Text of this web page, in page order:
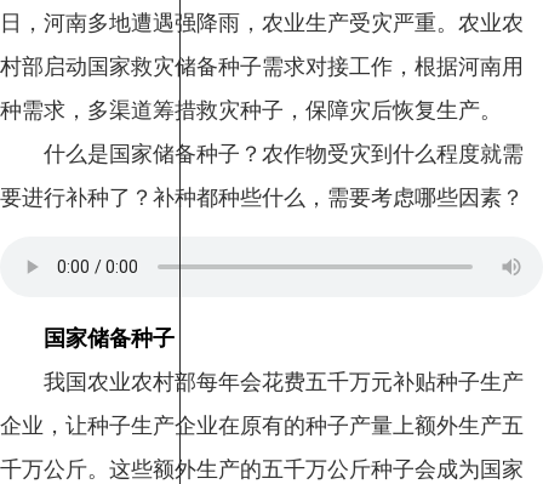
日，河南多地遭遇强降雨，农业生产受灾严重。农业农
村部启动国家救灾储备种子需求对接工作，根据河南用
种需求，多渠道筹措救灾种子，保障灾后恢复生产。
什么是国家储备种子？农作物受灾到什么程度就需
要进行补种了？补种都种些什么，需要考虑哪些因素？
国家储备种子
我国农业农村部每年会花费五千万元补贴种子生产
企业，让种子生产企业在原有的种子产量上额外生产五
千万公斤。这些额外生产的五千万公斤种子会成为国家